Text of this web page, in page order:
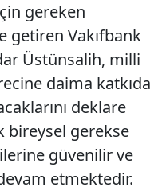
gereken
getiren Vakıfbank
Üstünsalih, milli
daima katkıda
deklare
bireysel gerekse
güvenilir ve
etmektedir.